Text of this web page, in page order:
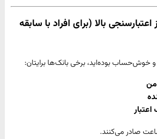
اعتبارسنجی بالا (برای افراد با سابقه
و خوش‌حساب بوده‌اید، برخی بانک‌ها برایتان: